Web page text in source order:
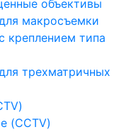
объективы
макросъемки
креплением типа
трехматричных
(CCTV)